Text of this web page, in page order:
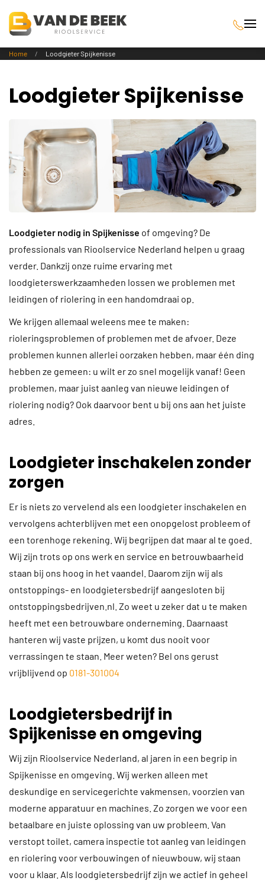
Terug naar hoofdinhoud
Home Loodgieter Spijkenisse
Loodgieter Spijkenisse
Loodgieter nodig in Spijkenisse of omgeving? De
professionals van Rioolservice Nederland helpen u graag
verder. Dankzij onze ruime ervaring met
loodgieterswerkzaamheden lossen we problemen met
leidingen of riolering in een handomdraai op.
We krijgen allemaal weleens mee te maken:
rioleringsproblemen of problemen met de afvoer. Deze
problemen kunnen allerlei oorzaken hebben, maar één ding
hebben ze gemeen: u wilt er zo snel mogelijk vanaf! Geen
problemen, maar juist aanleg van nieuwe leidingen of
riolering nodig? Ook daarvoor bent u bij ons aan het juiste
adres.
Loodgieter inschakelen zonder
zorgen
Er is niets zo vervelend als een loodgieter inschakelen en
vervolgens achterblijven met een onopgelost probleem of
een torenhoge rekening. Wij begrijpen dat maar al te goed.
Wij zijn trots op ons werk en service en betrouwbaarheid
staan bij ons hoog in het vaandel. Daarom zijn wij als
ontstoppings- en loodgietersbedrijf aangesloten bij
ontstoppingsbedrijven.nl. Zo weet u zeker dat u te maken
heeft met een betrouwbare onderneming. Daarnaast
hanteren wij vaste prijzen, u komt dus nooit voor
verrassingen te staan. Meer weten? Bel ons gerust
vrijblijvend op 0181-301004
Loodgietersbedrijf in
Spijkenisse en omgeving
Wij zijn Rioolservice Nederland, al jaren in een begrip in
Spijkenisse en omgeving. Wij werken alleen met
deskundige en servicegerichte vakmensen, voorzien van
moderne apparatuur en machines. Zo zorgen we voor een
betaalbare en juiste oplossing van uw probleem. Van
verstopt toilet, camera inspectie tot aanleg van leidingen
en riolering voor verbouwingen of nieuwbouw, wij staan
voor u klaar. Als loodgietersbedrijf zijn we actief in geheel